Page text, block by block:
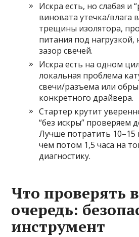
Искра есть, но слабая и
виновата утечка/влага
трещины изолятора,
питания под
зазор свечей.
Искра есть на одном
локальная проблема
свечи/разъема или
конкретного драйвера.
Стартер крутит
“без искры” проверяем
Лучше потратить 10–15
чем потом 1,5 часа на
диагностику.
Что проверять
очередь:
инструмент